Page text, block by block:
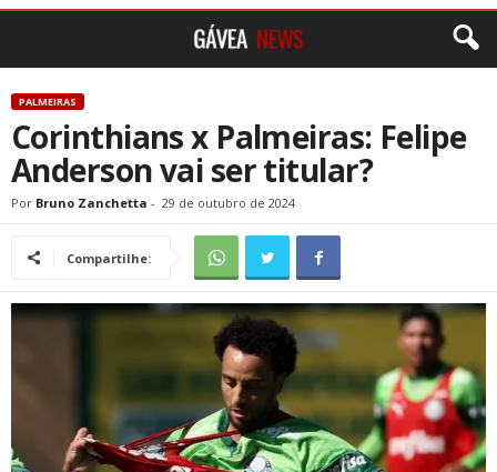
PALMEIRAS
Corinthians x Palmeiras: Felipe
Anderson vai ser titular?
Por Bruno Zanchetta - 29 de outubro de 2024
Compartilhe: